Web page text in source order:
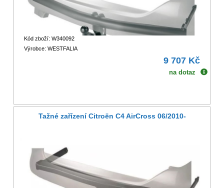
Kód zboží: W340092
Výrobce: WESTFALIA
9 707 Kč
na dotaz
Tažné zařízení Citroën C4 AirCross 06/2010-